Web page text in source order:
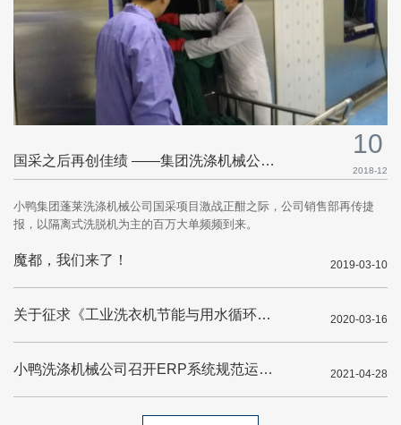
国采之后再创佳绩 ——集团洗涤机械公司批量投放新品
10
2018-12
小鸭集团蓬莱洗涤机械公司国采项目激战正酣之际，公司销售部再传捷
报，以隔离式洗脱机为主的百万大单频频到来。
魔都，我们来了！ 2019-03-10
关于征求《工业洗衣机节能与用水循环利用技术规范》行业标准（征求意见稿）意见的函 2020-03-16
小鸭洗涤机械公司召开ERP系统规范运行专题会议 2021-04-28